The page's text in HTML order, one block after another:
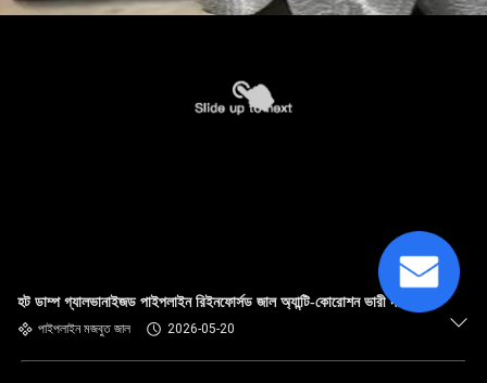
হট ডাম্প গ্যালভানাইজড পাইপলাইন রিইনফোর্সড জাল অ্যান্টি-কোরোশন ভারী দায়িত্ব
পাইপলাইন মজবুত জাল 2026-05-20